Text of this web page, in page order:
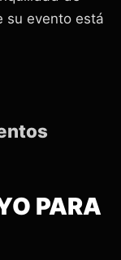
su evento está
PARA